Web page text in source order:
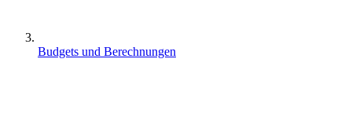
Budgets und Berechnungen